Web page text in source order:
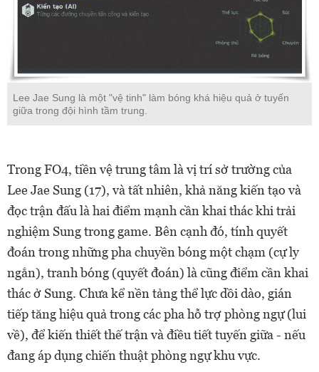
Lee Jae Sung là một "vệ tinh" làm bóng khá hiệu quả ở tuyến
giữa trong đội hình tầm trung.
Trong FO4, tiền vệ trung tâm là vị trí sở trường của
Lee Jae Sung (17), và tất nhiên, khả năng kiến tạo và
đọc trận đấu là hai điểm mạnh cần khai thác khi trải
nghiệm Sung trong game. Bên cạnh đó, tính quyết
đoán trong những pha chuyền bóng một chạm (cự ly
ngắn), tranh bóng (quyết đoán) là cũng điểm cần khai
thác ở Sung. Chưa kể nền tảng thể lực dồi dào, gián
tiếp tăng hiệu quả trong các pha hỗ trợ phòng ngự (lui
về), để kiến thiết thế trận và điều tiết tuyến giữa - nếu
đang áp dụng chiến thuật phòng ngự khu vực.